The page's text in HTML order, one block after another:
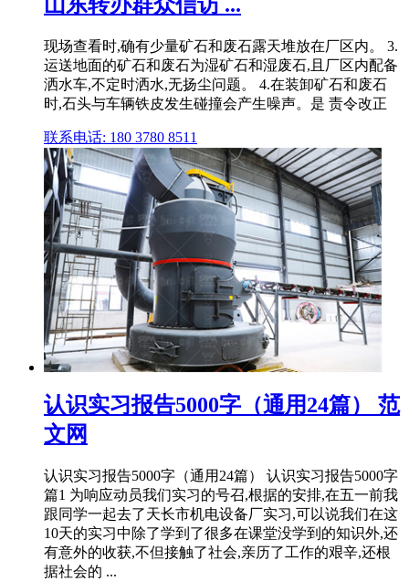
山东转办群众信访 ...
现场查看时,确有少量矿石和废石露天堆放在厂区内。 3.
运送地面的矿石和废石为湿矿石和湿废石,且厂区内配备
洒水车,不定时洒水,无扬尘问题。 4.在装卸矿石和废石
时,石头与车辆铁皮发生碰撞会产生噪声。是 责令改正
联系电话: 180 3780 8511
认识实习报告5000字（通用24篇） 范
文网
认识实习报告5000字（通用24篇） 认识实习报告5000字
篇1 为响应动员我们实习的号召,根据的安排,在五一前我
跟同学一起去了天长市机电设备厂实习,可以说我们在这
10天的实习中除了学到了很多在课堂没学到的知识外,还
有意外的收获,不但接触了社会,亲历了工作的艰辛,还根
据社会的 ...